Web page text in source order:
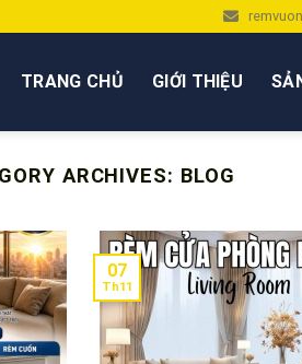
TRANG CHỦ GIỚI THIỆU
ARCHIVES: BLOG
07
Th11